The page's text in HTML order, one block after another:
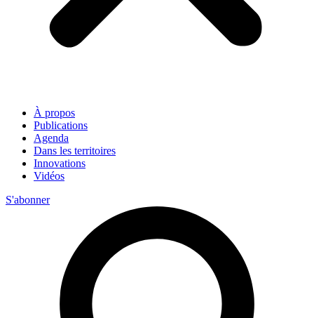
À propos
Publications
Agenda
Dans les territoires
Innovations
Vidéos
S'abonner